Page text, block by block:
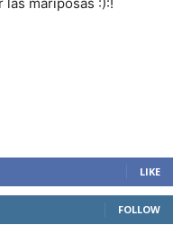
las mariposas :):!
LIKE
FOLLOW